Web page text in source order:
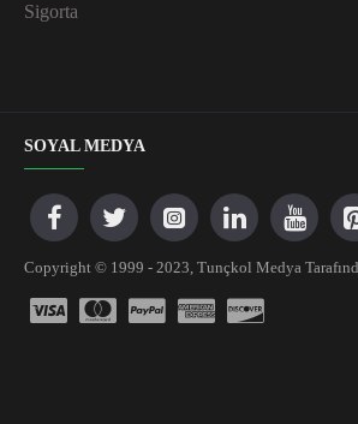
Sigorta
SOYAL MEDYA
Copyright © 1999 - 2023, Tunçkol Medya